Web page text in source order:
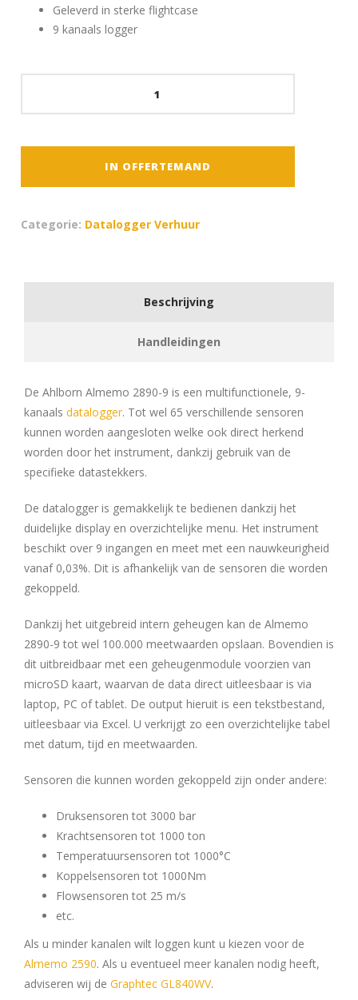
Geleverd in sterke flightcase
9 kanaals logger
IN OFFERTEMAND
Categorie: Datalogger Verhuur
Beschrijving
Handleidingen
De Ahlborn Almemo 2890-9 is een multifunctionele, 9-
kanaals datalogger. Tot wel 65 verschillende sensoren
kunnen worden aangesloten welke ook direct herkend
worden door het instrument, dankzij gebruik van de
specifieke datastekkers.
De datalogger is gemakkelijk te bedienen dankzij het
duidelijke display en overzichtelijke menu. Het instrument
beschikt over 9 ingangen en meet met een nauwkeurigheid
vanaf 0,03%. Dit is afhankelijk van de sensoren die worden
gekoppeld.
Dankzij het uitgebreid intern geheugen kan de Almemo
2890-9 tot wel 100.000 meetwaarden opslaan. Bovendien is
dit uitbreidbaar met een geheugenmodule voorzien van
microSD kaart, waarvan de data direct uitleesbaar is via
laptop, PC of tablet. De output hieruit is een tekstbestand,
uitleesbaar via Excel. U verkrijgt zo een overzichtelijke tabel
met datum, tijd en meetwaarden.
Sensoren die kunnen worden gekoppeld zijn onder andere:
Druksensoren tot 3000 bar
Krachtsensoren tot 1000 ton
Temperatuursensoren tot 1000°C
Koppelsensoren tot 1000Nm
Flowsensoren tot 25 m/s
etc.
Als u minder kanalen wilt loggen kunt u kiezen voor de
Almemo 2590. Als u eventueel meer kanalen nodig heeft,
adviseren wij de Graphtec GL840WV.